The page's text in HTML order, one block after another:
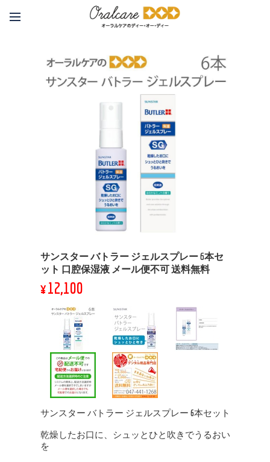
サンスター バトラー ジェルスプレー 6本セ
ット 口腔保湿液 メール便不可 送料無料
¥12,100
サンスター バトラー ジェルスプレー 6本セット
乾燥したお口に、シュッとひと吹きでうるおい
を